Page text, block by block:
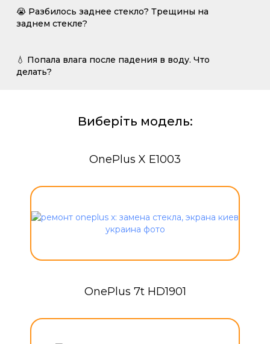
😭 Разбилось заднее стекло? Трещины на
заднем стекле?
💧 Попала влага после падения в воду. Что
делать?
Виберіть модель:
OnePlus X E1003
OnePlus 7t HD1901